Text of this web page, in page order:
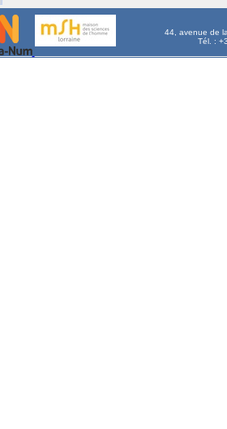
44, avenue de
Tél. :